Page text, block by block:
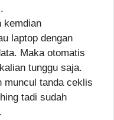
kemdian
laptop dengan
Maka otomatis
tunggu saja.
muncul tanda ceklis
tadi sudah